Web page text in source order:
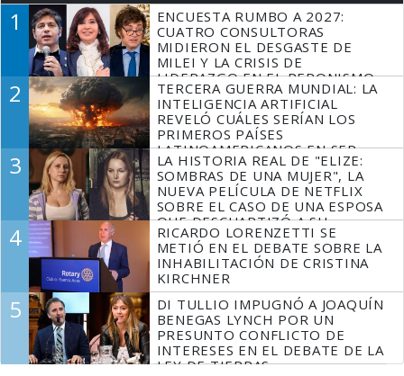
1
ENCUESTA RUMBO A 2027:
CUATRO CONSULTORAS
MIDIERON EL DESGASTE DE
MILEI Y LA CRISIS DE
LIDERAZGO EN EL PERONISMO
2
TERCERA GUERRA MUNDIAL: LA
INTELIGENCIA ARTIFICIAL
REVELÓ CUÁLES SERÍAN LOS
PRIMEROS PAÍSES
LATINOAMERICANOS EN SER
DERROTADOS
3
LA HISTORIA REAL DE "ELIZE:
SOMBRAS DE UNA MUJER", LA
NUEVA PELÍCULA DE NETFLIX
SOBRE EL CASO DE UNA ESPOSA
QUE DESCUARTIZÓ A SU
MARIDO
4
RICARDO LORENZETTI SE
METIÓ EN EL DEBATE SOBRE LA
INHABILITACIÓN DE CRISTINA
KIRCHNER
5
DI TULLIO IMPUGNÓ A JOAQUÍN
BENEGAS LYNCH POR UN
PRESUNTO CONFLICTO DE
INTERESES EN EL DEBATE DE LA
LEY DE TIERRAS